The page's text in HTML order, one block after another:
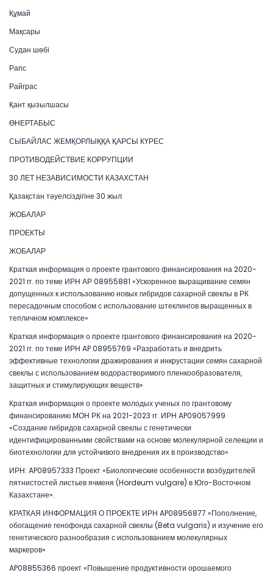
Құмай
Мақсары
Судан шөбі
Рапс
Райграс
Қант қызылшасы
ӨНЕРТАБЫС
СЫБАЙЛАС ЖЕМҚОРЛЫҚҚА ҚАРСЫ КҮРЕС
ПРОТИВОДЕЙСТВИЕ КОРРУПЦИИ
30 ЛЕТ НЕЗАВИСИМОСТИ КАЗАХСТАН
Қазақстан тәуелсіздігіне 30 жыл
ЖОБАЛАР
ПРОЕКТЫ
ЖОБАЛАР
Краткая информация о проекте грантового финансирования на 2020-
2021 гг. по теме ИРН АР 08955881 «Ускоренное выращивание семян
допущенных к использованию новых гибридов сахарной свеклы в РК
пересадочным способом с использование штеклингов выращенных в
тепличном комплексе»
Краткая информация о проекте грантового финансирования на 2020-
2021 гг. по теме ИРН AP 08955769 «Разработать и внедрить
эффективные технологии дражирования и инкрустации семян сахарной
свеклы с использованием водорастворимого пленкообразователя,
защитных и стимулирующих веществ»
Краткая информация о проекте молодых ученых по грантовому
финансированию МОН РК на 2021-2023 гг. ИРН AP09057999
«Создание гибридов сахарной свеклы с генетически
идентифицированными свойствами на основе молекулярной селекции и
биотехнологии для устойчивого внедрения их в производство»
ИРН: AP08957333 Проект «Биологические особенности возбудителей
пятнистостей листьев ячменя (Hordeum vulgare) в Юго-Восточном
Казахстане».
КРАТКАЯ ИНФОРМАЦИЯ О ПРОЕКТЕ ИРН AP08956877 «Пополнение,
обогащение генофонда сахарной свеклы (Beta vulgaris) и изучение его
генетического разнообразия с использованием молекулярных
маркеров»
AP08855366 проект «Повышение продуктивности орошаемого